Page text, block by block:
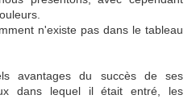
n'existe pas dans le tableau
avantages du succès de ses
dans lequel il était entré, les